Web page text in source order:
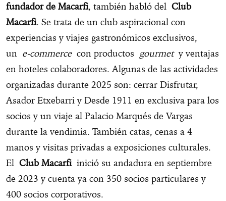
fundador de Macarfi, también habló del Club
Macarfi. Se trata de un club aspiracional con
experiencias y viajes gastronómicos exclusivos,
un e-commercecon productos gourmety ventajas
en hoteles colaboradores. Algunas de las actividades
organizadas durante 2025 son: cerrar Disfrutar,
Asador Etxebarri y Desde 1911 en exclusiva para los
socios y un viaje al Palacio Marqués de Vargas
durante la vendimia. También catas, cenas a 4
manos y visitas privadas a exposiciones culturales.
El Club Macarfiinició su andadura en septiembre
de 2023 y cuenta ya con 350 socios particulares y
400 socios corporativos.